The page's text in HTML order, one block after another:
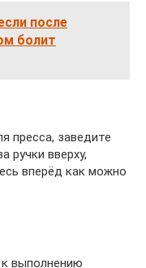
после
болит
пресса, заведите
ручки вверху,
вперёд как можно
выполнению